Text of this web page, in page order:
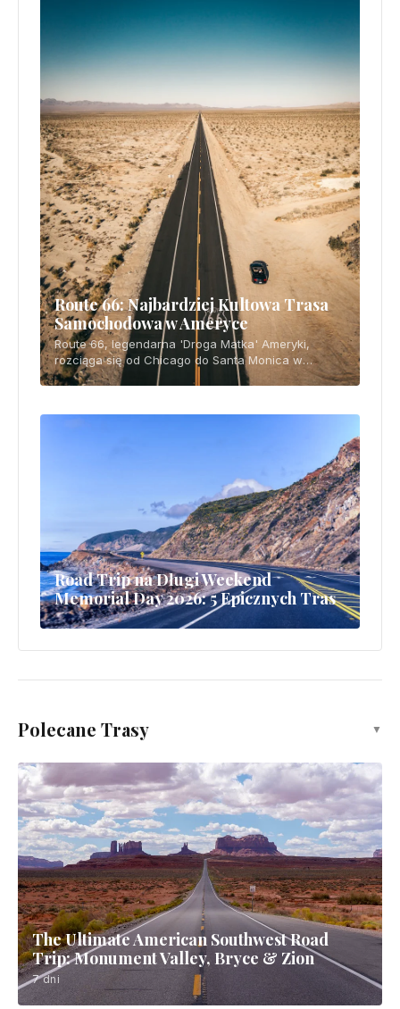
Route 66: Najbardziej Kultowa Trasa
Samochodowa w Ameryce
Route 66, legendarna 'Droga Matka' Ameryki,
rozciąga się od Chicago do Santa Monica w
Kalifornii na dystansie 2448 mil. Ta klasyczna trasa
Road Trip na Długi Weekend
Memorial Day 2026: 5 Epicznych Tras
Polecane Trasy ▼
The Ultimate American Southwest Road
Trip: Monument Valley, Bryce & Zion
7 dni